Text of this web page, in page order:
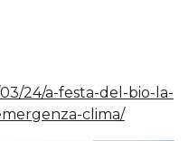
24/a-festa-del-bio-la-
clima/